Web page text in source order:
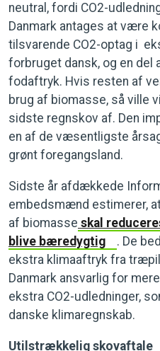
neutral, fordi CO2-
Danmark antages at være
tilsvarende CO2-optag i
forbruget dansk, og en del
fodaftryk. Hvis resten af
brug af biomasse, så ville
sidste regnskov af. Den
en af de væsentligste
grønt foregangsland.
Sidste år afdækkede
embedsmænd estimerer,
af biomasse skal
blive bæredygtig
. De
ekstra klimaaftryk fra
Danmark ansvarlig for
ekstra CO2-udledninger,
danske klimaregnskab.
Utilstrækkelig skovaftale